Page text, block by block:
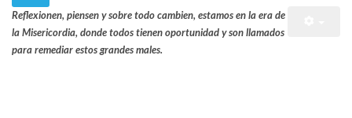
Reflexionen, piensen y sobre todo cambien, estamos en la era de
la Misericordia, donde todos tienen oportunidad y son llamados
para remediar estos grandes males.